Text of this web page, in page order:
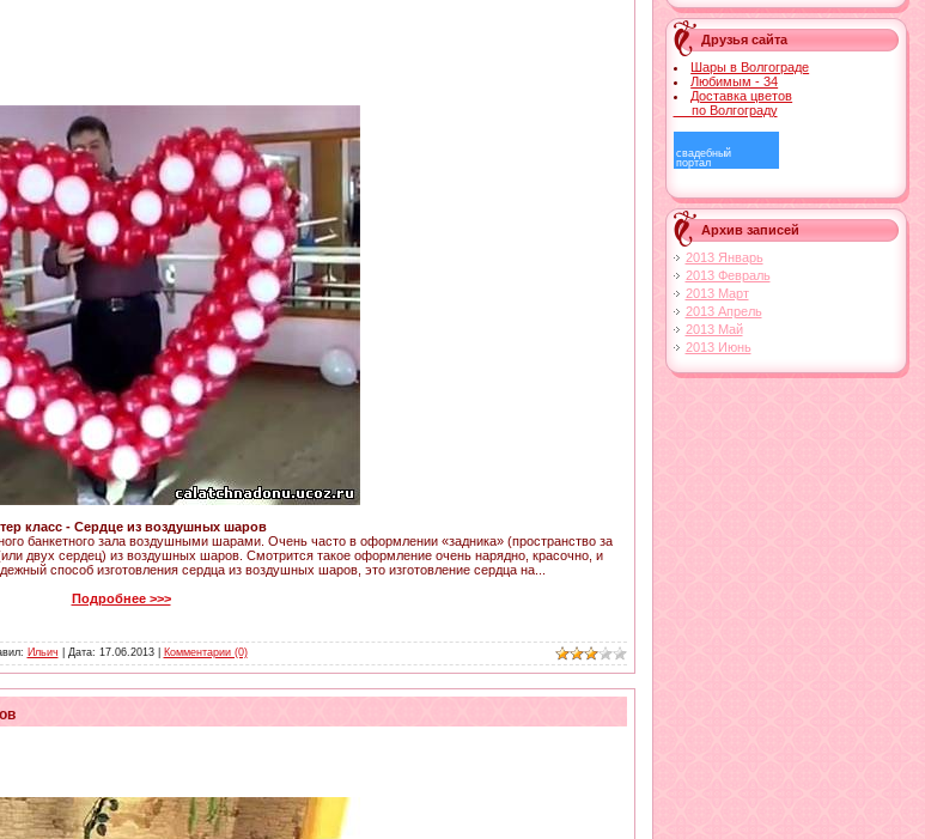
класс - Сердце из воздушных шаров
банкетного зала воздушными шарами. Очень часто в оформлении «задника» (пространство за
двух сердец) из воздушных шаров. Смотрится такое оформление очень нарядно, красочно, и
способ изготовления сердца из воздушных шаров, это изготовление сердца на...
Подробнее >>>
Ильич | Дата: 17.06.2013| Комментарии (0)
Друзья сайта
Шары в Волгограде
Любимым - 34
Доставка цветов
по Волгограду
свадебный
портал
Архив записей
2013 Январь
2013 Февраль
2013 Март
2013 Апрель
2013 Май
2013 Июнь